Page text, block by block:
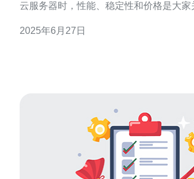
云服务器时，性能、稳定性和价格是大家
择云服务器的关键因素之一。在香港地区
2025年6月27日